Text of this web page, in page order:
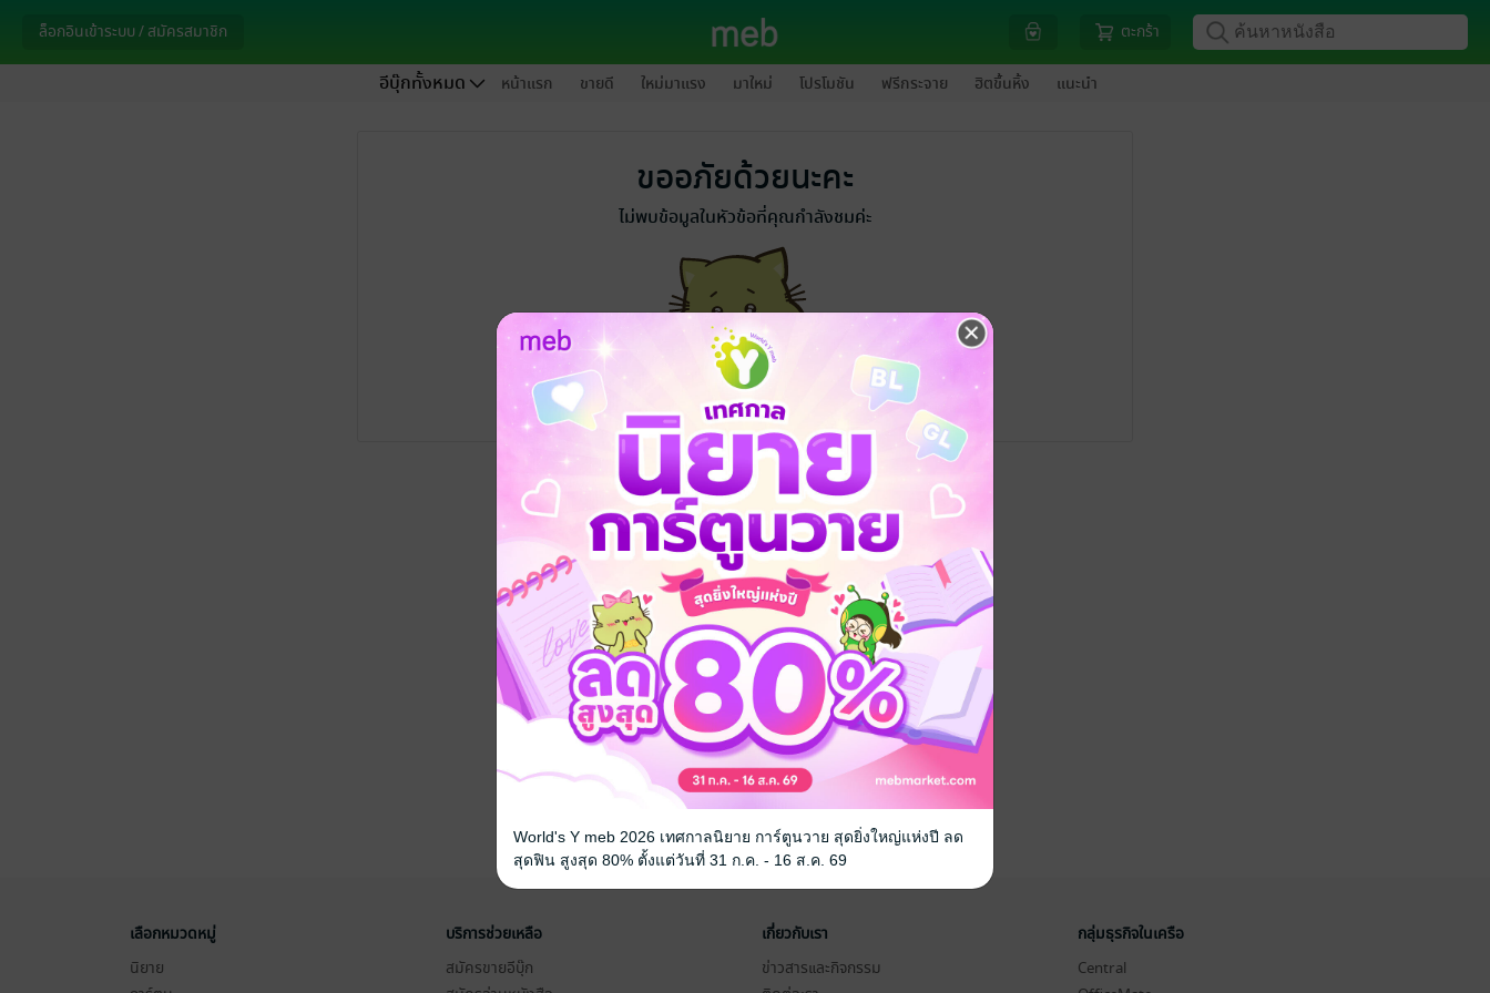
ล็อกอินเข้าระบบ / สมัครสมาชิก ตะกร้า
อีบุ๊กทั้งหมด หน้าแรก ขายดี ใหม่มาแรง มาใหม่ โปรโมชัน ฟรีกระจาย ฮิตขึ้นหิ้ง แนะนำ
ขออภัยด้วยนะคะ
ไม่พบข้อมูลในหัวข้อที่คุณกำลังชมค่ะ
เลือกหมวดหมู่
นิยาย
บริการช่วยเหลือ
สมัครขายอีบุ๊ก
เกี่ยวกับเรา
ข่าวสารและกิจกรรม
กลุ่มธุรกิจในเครือ
Central
World's Y meb 2026 เทศกาลนิยาย การ์ตูนวาย สุดยิ่งใหญ่แห่งปี ลด
สุดฟิน สูงสุด 80% ตั้งแต่วันที่ 31 ก.ค. - 16 ส.ค. 69